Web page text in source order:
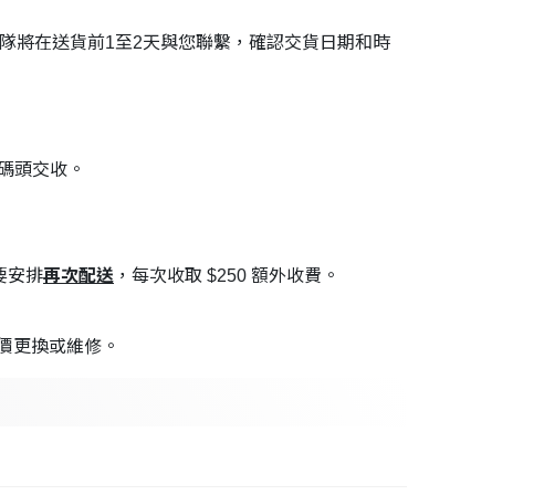
將在送貨前1至2天與您聯繫，確認交貨日期和時
頭交收。
安排再次配送 ，每次收取 $250 額外收費。
更換或維修。